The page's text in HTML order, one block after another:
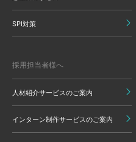
SPI対策
採用担当者様へ
人材紹介サービスのご案内
インターン制作サービスのご案内